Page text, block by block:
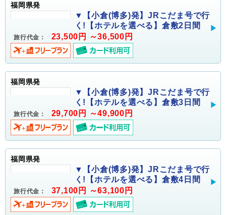
福岡県発
▼【小倉(博多)発】JRこだま号で行
く!【ホテルを選べる】倉敷2日間
旅行代金： 23,500円 ～36,500円
福岡県発
▼【小倉(博多)発】JRこだま号で行
く!【ホテルを選べる】倉敷3日間
旅行代金： 29,700円 ～49,900円
福岡県発
▼【小倉(博多)発】JRこだま号で行
く!【ホテルを選べる】倉敷4日間
旅行代金： 37,100円 ～63,100円